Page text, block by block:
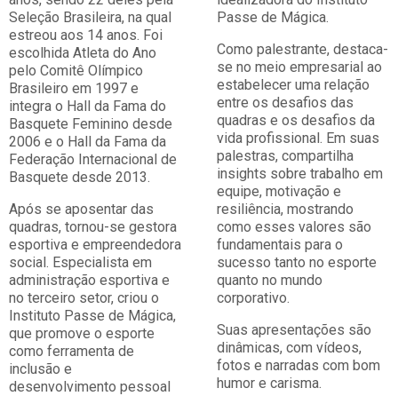
Seleção Brasileira, na qual
estreou aos 14 anos. Foi
escolhida Atleta do Ano
pelo Comitê Olímpico
Brasileiro em 1997 e
integra o Hall da Fama do
Basquete Feminino desde
2006 e o Hall da Fama da
Federação Internacional de
Basquete desde 2013.
Após se aposentar das
quadras, tornou-se gestora
esportiva e empreendedora
social. Especialista em
administração esportiva e
no terceiro setor, criou o
Instituto Passe de Mágica,
que promove o esporte
como ferramenta de
inclusão e
desenvolvimento pessoal
Passe de Mágica.
Como palestrante, destaca-
se no meio empresarial ao
estabelecer uma relação
entre os desafios das
quadras e os desafios da
vida profissional. Em suas
palestras, compartilha
insights sobre trabalho em
equipe, motivação e
resiliência, mostrando
como esses valores são
fundamentais para o
sucesso tanto no esporte
quanto no mundo
corporativo.
Suas apresentações são
dinâmicas, com vídeos,
fotos e narradas com bom
humor e carisma.